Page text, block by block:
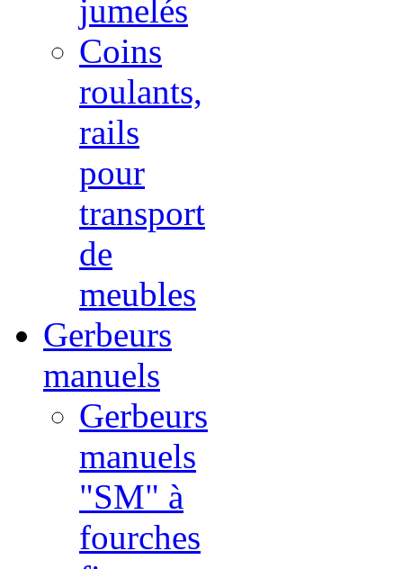
jumelés
Coins
roulants,
rails
pour
transport
de
meubles
Gerbeurs
manuels
Gerbeurs
manuels
"SM" à
fourches